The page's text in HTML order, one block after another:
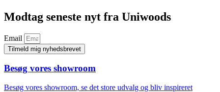
Modtag seneste nyt fra Uniwoods
Email
Tilmeld mig nyhedsbrevet
Besøg vores showroom
Besøg vores showroom, se det store udvalg og bliv inspireret